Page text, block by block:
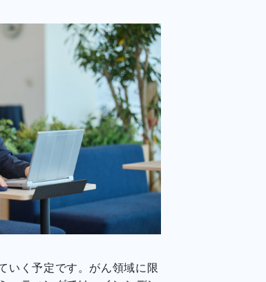
いく予定です。がん領域に限